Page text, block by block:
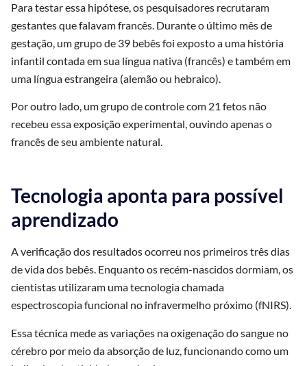
Para testar essa hipótese, os pesquisadores recrutaram
gestantes que falavam francês. Durante o último mês de
gestação, um grupo de 39 bebês foi exposto a uma história
infantil contada em sua língua nativa (francês) e também em
uma língua estrangeira (alemão ou hebraico).
Por outro lado, um grupo de controle com 21 fetos não
recebeu essa exposição experimental, ouvindo apenas o
francês de seu ambiente natural.
Tecnologia aponta para possível
aprendizado
A verificação dos resultados ocorreu nos primeiros três dias
de vida dos bebês. Enquanto os recém-nascidos dormiam, os
cientistas utilizaram uma tecnologia chamada
espectroscopia funcional no infravermelho próximo (fNIRS).
Essa técnica mede as variações na oxigenação do sangue no
cérebro por meio da absorção de luz, funcionando como um